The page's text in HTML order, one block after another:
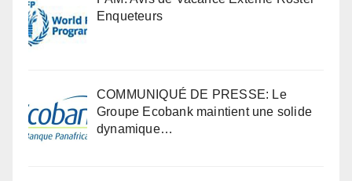
Enqueteurs
COMMUNIQUÉ DE PRESSE: Le
Groupe Ecobank maintient une solide
dynamique…